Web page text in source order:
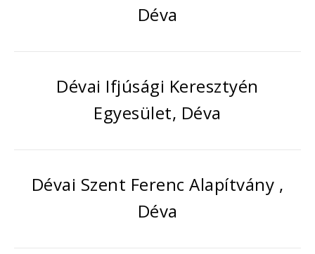
Déva
Dévai Ifjúsági Keresztyén
Egyesület, Déva
Dévai Szent Ferenc Alapítvány ,
Déva